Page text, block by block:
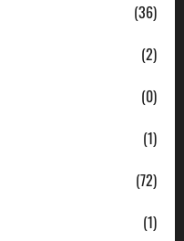
(36)
(2)
(0)
(1)
(72)
(1)